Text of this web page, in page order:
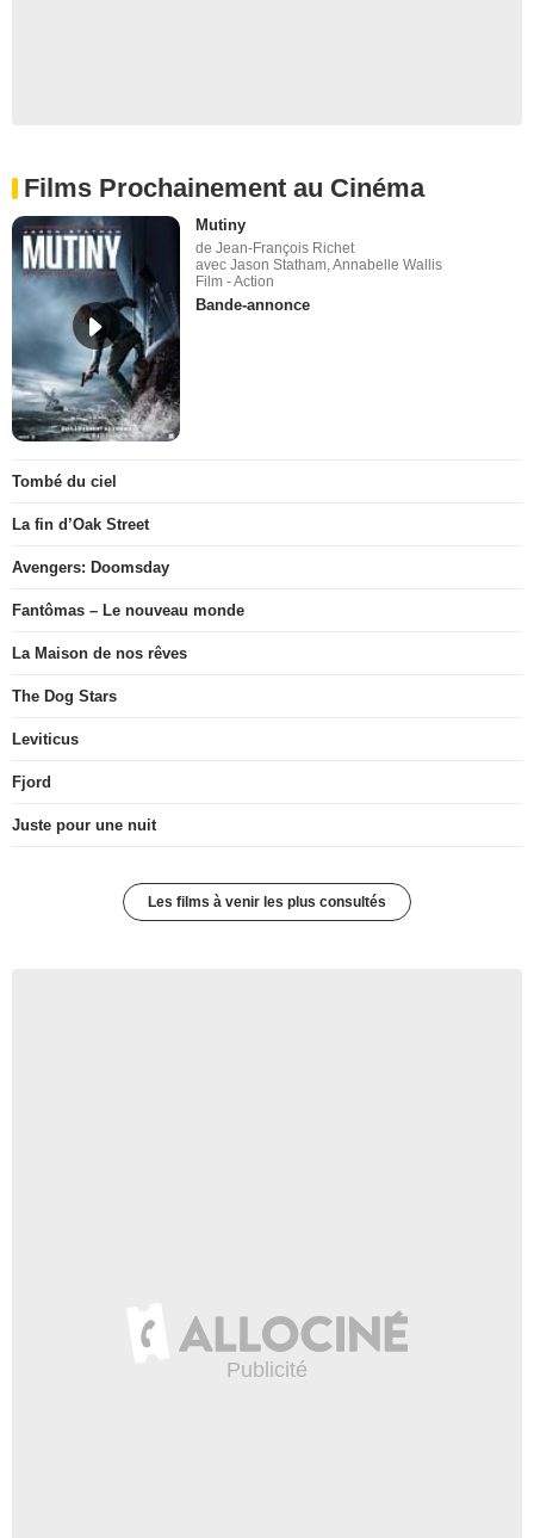
Films Prochainement au Cinéma
Mutiny
de Jean-François Richet
avec Jason Statham, Annabelle Wallis
Film - Action
Bande-annonce
Tombé du ciel
La fin d’Oak Street
Avengers: Doomsday
Fantômas – Le nouveau monde
La Maison de nos rêves
The Dog Stars
Leviticus
Fjord
Juste pour une nuit
Les films à venir les plus consultés